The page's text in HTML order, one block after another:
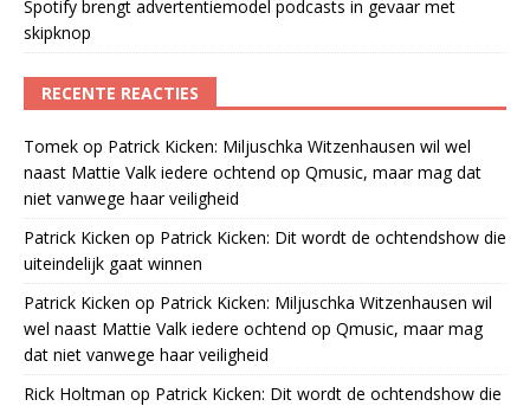
Spotify brengt advertentiemodel podcasts in gevaar met
skipknop
RECENTE REACTIES
Tomek op Patrick Kicken: Miljuschka Witzenhausen wil wel
naast Mattie Valk iedere ochtend op Qmusic, maar mag dat
niet vanwege haar veiligheid
Patrick Kicken op Patrick Kicken: Dit wordt de ochtendshow die
uiteindelijk gaat winnen
Patrick Kicken op Patrick Kicken: Miljuschka Witzenhausen wil
wel naast Mattie Valk iedere ochtend op Qmusic, maar mag
dat niet vanwege haar veiligheid
Rick Holtman op Patrick Kicken: Dit wordt de ochtendshow die